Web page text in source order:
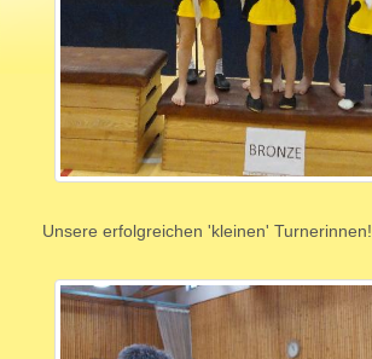
Unsere erfolgreichen 'kleinen' Turnerinnen!